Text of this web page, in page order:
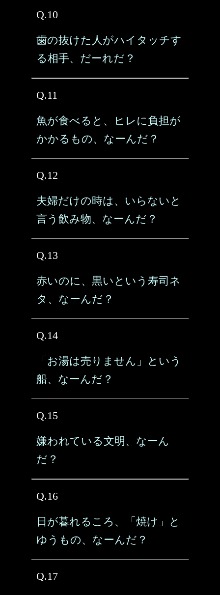
Q.10
歯の抜けた人がハイタッチす
る相手、だーれだ？
Q.11
魚が食べると、ヒレに負担が
かかるもの、なーんだ？
Q.12
夫婦だけの時は、いらないと
言う飲み物、なーんだ？
Q.13
赤いのに、黒いという寿司ネ
タ、なーんだ？
Q.14
「お湯は売りません」という
船、なーんだ？
Q.15
嫌われている文明、なーん
だ？
Q.16
日が暮れるころ、「焼け」と
ゆうもの、なーんだ？
Q.17